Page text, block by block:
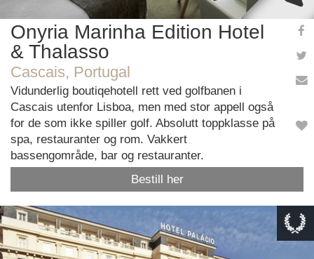
Onyria Marinha Edition Hotel
& Thalasso
Cascais, Portugal
Vidunderlig boutiqehotell rett ved golfbanen i
Cascais utenfor Lisboa, men med stor appell også
for de som ikke spiller golf. Absolutt toppklasse på
spa, restauranter og rom. Vakkert
bassengområde, bar og restauranter.
Bestill her
This page can't load Google Maps correctly.